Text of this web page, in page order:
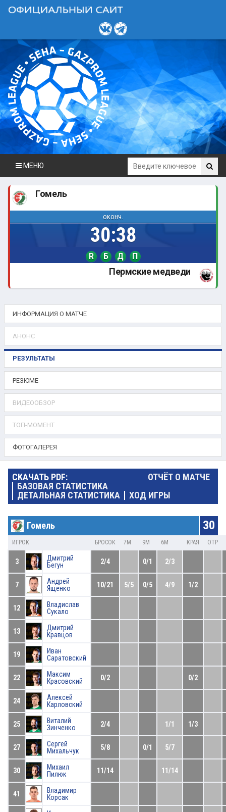
МЕНЮ
Гомель
оконч.
30:38
R Б Д П
Пермские медведи
ИНФОРМАЦИЯ О МАТЧЕ
АНОНС
РЕЗУЛЬТАТЫ
РЕЗЮМЕ
ВИДЕООБЗОР
ТОП-МОМЕНТ
ФОТОГАЛЕРЕЯ
СКАЧАТЬ PDF:
ОТЧЁТ О МАТЧЕ
БАЗОВАЯ СТАТИСТИКА
ДЕТАЛЬНАЯ СТАТИСТИКА
ХОД ИГРЫ
Гомель 30
ИГРОК БРОСОК 7М 9М 6М КРАЯ ОТР
3
Дмитрий
Бегун
2/4 0/1 2/3
7
Андрей
Ященко
10/21 5/5 0/5 4/9 1/2
12
Владислав
Сукало
13
Дмитрий
Кравцов
19
Иван
Саратовский
22
Максим
Красовский
0/2 0/2
24
Алексей
Карловский
25
Виталий
Зинченко
2/4 1/1 1/3
27
Сергей
Михальчук
5/8 0/1 5/7
30
Михаил
Пилюк
11/14 11/14
41
Владимир
Корсак